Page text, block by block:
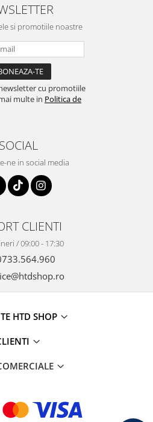
si promotiile noastre
cu promotiile
multe in Politica de
SOCIAL
ne in social media
CLIENTI
/ 09:00 - 17:30
HTD SHOP